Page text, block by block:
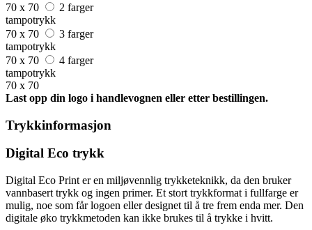
70 x 70
2 farger
tampotrykk
70 x 70
3 farger
tampotrykk
70 x 70
4 farger
tampotrykk
70 x 70
Last opp din logo i handlevognen eller etter bestillingen.
Trykkinformasjon
Digital Eco trykk
Digital Eco Print er en miljøvennlig trykketeknikk, da den bruker
vannbasert trykk og ingen primer. Et stort trykkformat i fullfarge er
mulig, noe som får logoen eller designet til å tre frem enda mer. Den
digitale øko trykkmetoden kan ikke brukes til å trykke i hvitt.